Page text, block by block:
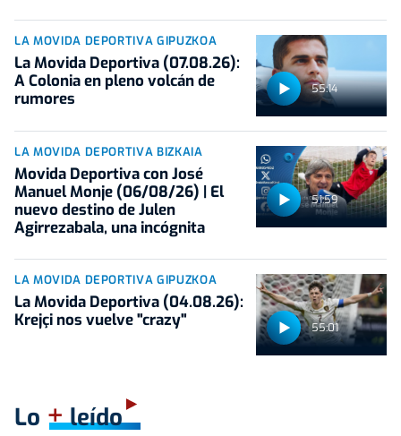
55:14
LA MOVIDA DEPORTIVA GIPUZKOA
La Movida Deportiva (07.08.26):
A Colonia en pleno volcán de
rumores
51:59
LA MOVIDA DEPORTIVA BIZKAIA
Movida Deportiva con José
Manuel Monje (06/08/26) | El
nuevo destino de Julen
Agirrezabala, una incógnita
55:01
LA MOVIDA DEPORTIVA GIPUZKOA
La Movida Deportiva (04.08.26):
Krejçi nos vuelve "crazy"
Lo +leído